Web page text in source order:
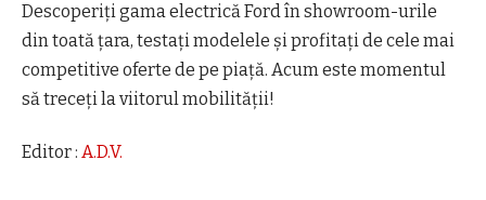
Descoperiți gama electrică Ford în showroom-urile
din toată țara, testați modelele și profitați de cele mai
competitive oferte de pe piață. Acum este momentul
să treceți la viitorul mobilității!
Editor : A.D.V.